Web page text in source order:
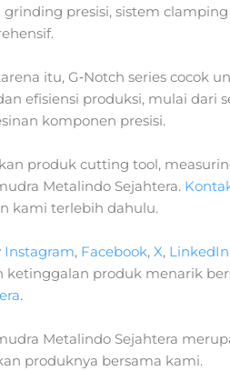
grinding presisi, sistem
itu, G‑Notch series cocok
efisiensi produksi, mulai dari
komponen presisi.
produk cutting tool,
Metalindo Sejahtera.
kami terlebih dahulu.
Instagram, Facebook,X,
ketinggalan produk menarik
.
Metalindo Sejahtera
produknya bersama kami.